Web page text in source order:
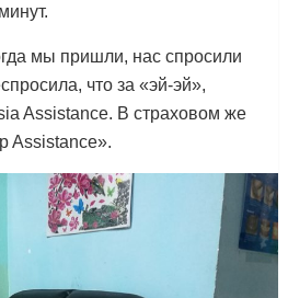
мы пришли, нас спросили
что за «эй-эй»,
Assistance. В страховом же
Assistance».